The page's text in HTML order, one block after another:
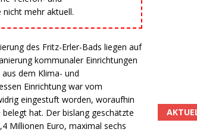
mehr aktuell.
des Fritz-Erler-Bads liegen auf
kommunaler Einrichtungen
dem Klima- und
Einrichtung war vom
eingestuft worden, woraufhin
hat. Der bislang geschätzte
Millionen Euro, maximal sechs